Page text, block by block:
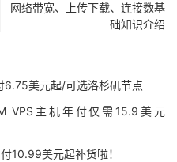
网络带宽、上传下载、连接数基
础知识介绍
美元起/可选洛杉矶节点
VPS主机年付仅需15.9美元
10.99美元起补货啦！